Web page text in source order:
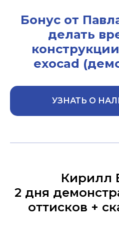
Бонус от
делать
exocad
УЗНАТЬ О
Кирилл
2 дня
оттисков +